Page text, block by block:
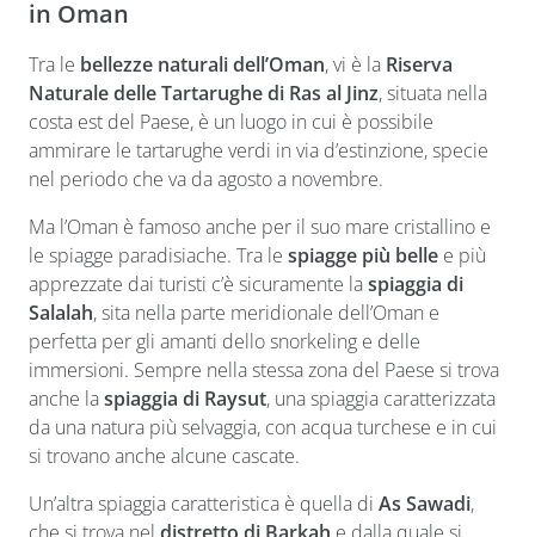
in Oman
Tra le bellezze naturali dell’Oman, vi è la Riserva
Naturale delle Tartarughe di Ras al Jinz, situata nella
costa est del Paese, è un luogo in cui è possibile
ammirare le tartarughe verdi in via d’estinzione, specie
nel periodo che va da agosto a novembre.
Ma l’Oman è famoso anche per il suo mare cristallino e
le spiagge paradisiache. Tra le spiagge più belle e più
apprezzate dai turisti c’è sicuramente laspiaggia di
Salalah, sita nella parte meridionale dell’Oman e
perfetta per gli amanti dello snorkeling e delle
immersioni. Sempre nella stessa zona del Paese si trova
anche laspiaggia di Raysut, una spiaggia caratterizzata
da una natura più selvaggia, con acqua turchese e in cui
si trovano anche alcune cascate.
Un’altra spiaggia caratteristica è quella di As Sawadi,
che si trova nel distretto di Barkah e dalla quale si